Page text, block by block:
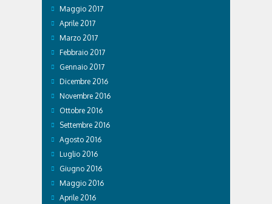
Maggio 2017
Aprile 2017
Marzo 2017
Febbraio 2017
Gennaio 2017
Dicembre 2016
Novembre 2016
Ottobre 2016
Settembre 2016
Agosto 2016
Luglio 2016
Giugno 2016
Maggio 2016
Aprile 2016